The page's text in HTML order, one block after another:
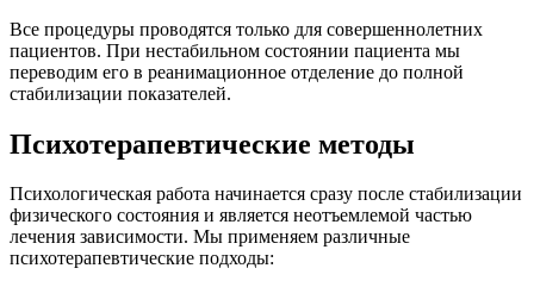
Все процедуры проводятся только для совершеннолетних
пациентов. При нестабильном состоянии пациента мы
переводим его в реанимационное отделение до полной
стабилизации показателей.
Психотерапевтические методы
Психологическая работа начинается сразу после стабилизации
физического состояния и является неотъемлемой частью
лечения зависимости. Мы применяем различные
психотерапевтические подходы: